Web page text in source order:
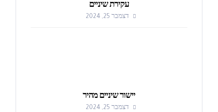
עקירת שיניים
דצמבר 25, 2024
יישור שיניים מהיר
דצמבר 25, 2024